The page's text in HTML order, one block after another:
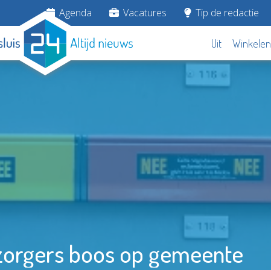
Agenda Vacatures Tip de redactie
Uit Winkelen
boos op gemeente